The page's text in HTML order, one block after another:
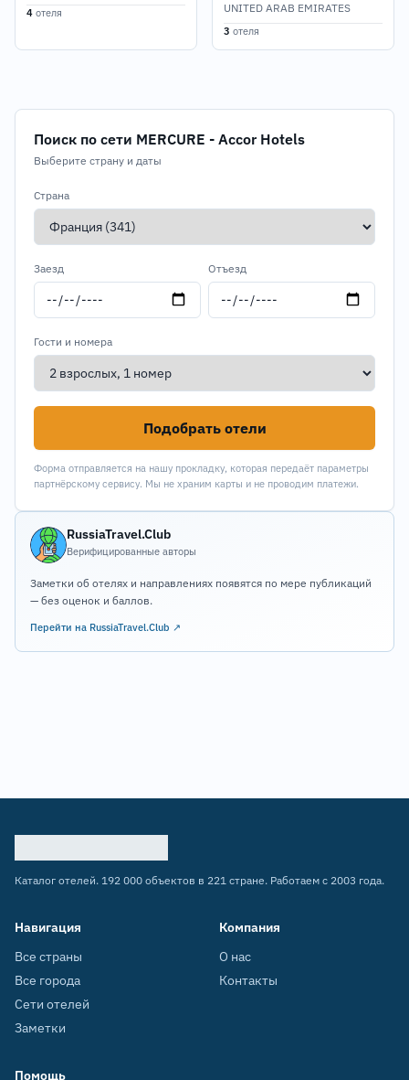
4 отеля UNITED ARAB EMIRATES
3 отеля
Поиск по сети MERCURE - Accor Hotels
Выберите страну и даты
Страна
Заезд Отъезд
Гости и номера
Подобрать отели
Форма отправляется на нашу прокладку, которая передаёт параметры
партнёрскому сервису. Мы не храним карты и не проводим платежи.
RussiaTravel.Club
Верифицированные авторы
Заметки об отелях и направлениях появятся по мере публикаций
— без оценок и баллов.
Перейти на RussiaTravel.Club ↗
Каталог отелей. 192 000 объектов в 221 стране. Работаем с 2003 года.
Навигация
Все страны
Все города
Сети отелей
Заметки
Компания
О нас
Контакты
Помощь